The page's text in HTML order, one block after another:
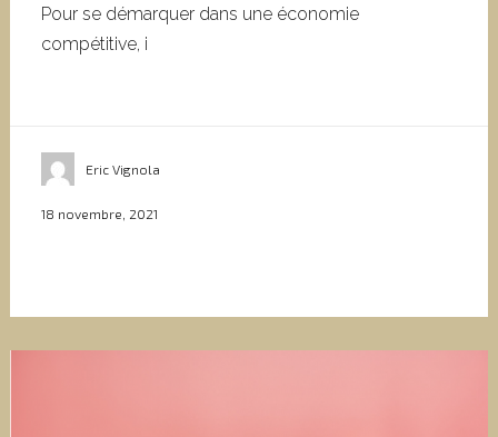
Pour se démarquer dans une économie
compétitive, i
Eric Vignola
18 novembre, 2021